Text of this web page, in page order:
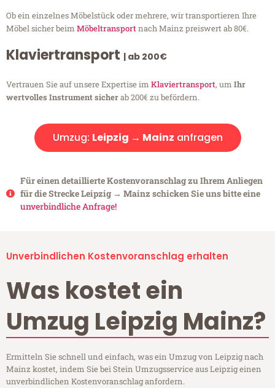
Ob ein einzelnes Möbelstück oder mehrere, wir transportieren Ihre
Möbel sicher beim Möbeltransportnach Mainz preiswert ab 80€.
Klaviertransport | ab 200€
Vertrauen Sie auf unsere Expertise im Klaviertransport, um Ihr
wertvolles Instrument sicherab 200€ zu befördern.
Umzug: Leipzig → Mainz anfragen
Für einen detaillierte Kostenvoranschlag zu Ihrem Anliegen
für die Strecke Leipzig → Mainz schicken Sie uns bitte eine
unverbindliche Anfrage!
Unverbindlichen Kostenvoranschlag erhalten
Was kostet ein
Umzug Leipzig Mainz?
Ermitteln Sie schnell und einfach, was ein Umzug von Leipzig nach
Mainz kostet, indem Sie bei Stein Umzugsservice aus Leipzig einen
unverbindlichen Kostenvoranschlag anfordern.